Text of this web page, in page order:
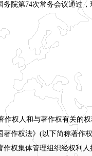
务院第74次常务会议通过
权人和与著作权有关的
作权法》(以下简称著作
权集体管理组织经权利人